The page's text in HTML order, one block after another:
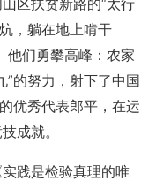
区扶贫新路的“太行
，躺在地上啃干
他们勇攀高峰：农家
”的努力，射下了中国
优秀代表郎平，在运
成就。
践是检验真理的唯